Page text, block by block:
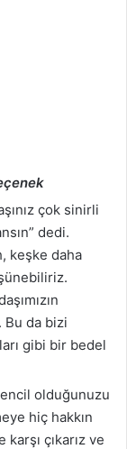
çok sinirli
dedi.
keşke daha
da bizi
gibi bir bedel
olduğunuzu
hiç hakkın
çıkarız ve